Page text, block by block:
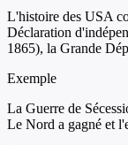
L'histoire des USA
Déclaration
1865), la Grande
Exemple
La Guerre de
Le Nord a gagné et